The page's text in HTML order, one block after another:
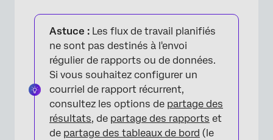
Astuce : Les flux de travail planifiés
ne sont pas destinés à l'envoi
régulier de rapports ou de données.
Si vous souhaitez configurer un
courriel de rapport récurrent,
consultez les options de partage des
résultats, de partage des rapports et
de partage des tableaux de bord (le